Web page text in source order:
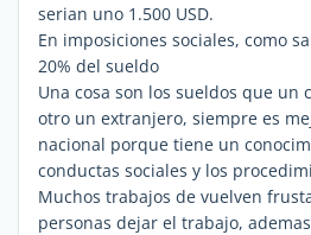
serian uno 1.500 USD.
En imposiciones sociales, como
20% del sueldo
Una cosa son los sueldos que un
otro un extranjero, siempre es
nacional porque tiene un
conductas sociales y los
Muchos trabajos de vuelven
personas dejar el trabajo,